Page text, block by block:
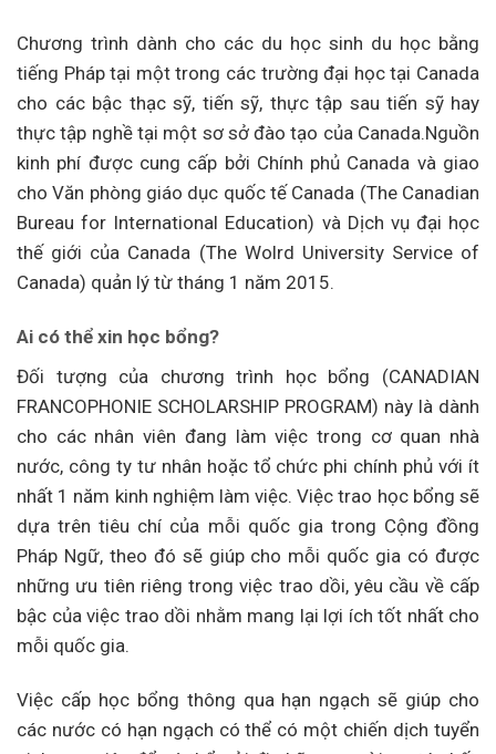
Chương trình dành cho các du học sinh du học bằng
tiếng Pháp tại một trong các trường đại học tại Canada
cho các bậc thạc sỹ, tiến sỹ, thực tập sau tiến sỹ hay
thực tập nghề tại một sơ sở đào tạo của Canada.Nguồn
kinh phí được cung cấp bởi Chính phủ Canada và giao
cho Văn phòng giáo dục quốc tế Canada (The Canadian
Bureau for International Education) và Dịch vụ đại học
thế giới của Canada (The Wolrd University Service of
Canada) quản lý từ tháng 1 năm 2015.
Ai có thể xin học bổng?
Đối tượng của chương trình học bổng (CANADIAN
FRANCOPHONIE SCHOLARSHIP PROGRAM) này là dành
cho các nhân viên đang làm việc trong cơ quan nhà
nước, công ty tư nhân hoặc tổ chức phi chính phủ với ít
nhất 1 năm kinh nghiệm làm việc. Việc trao học bổng sẽ
dựa trên tiêu chí của mỗi quốc gia trong Cộng đồng
Pháp Ngữ, theo đó sẽ giúp cho mỗi quốc gia có được
những ưu tiên riêng trong việc trao dồi, yêu cầu về cấp
bậc của việc trao dồi nhằm mang lại lợi ích tốt nhất cho
mỗi quốc gia.
Việc cấp học bổng thông qua hạn ngạch sẽ giúp cho
các nước có hạn ngạch có thể có một chiến dịch tuyển